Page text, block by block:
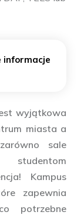
informacje
wyjątkowa
miasta a
sale
Kampus
zapewnia
potrzebne